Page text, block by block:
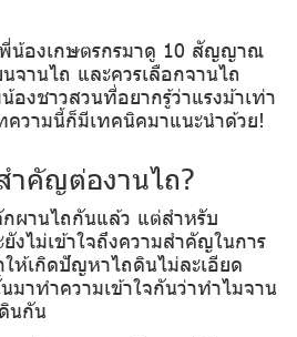
น้องเกษตรกรมาดู 10 สัญญาณ
จานไถ และควรเลือกจานไถ
องชาวสวนที่อยากรู้ว่าแรงม้าเท่า
วามนี้ก็มีเทคนิคมาแนะนำด้วย!
ำคัญต่องานไถ?
ผานไถกันแล้ว แต่สำหรับ
งไม่เข้าใจถึงความสำคัญในการ
ห้เกิดปัญหาไถดินไม่ละเอียด
มาทำความเข้าใจกันว่าทำไมจาน
นกัน